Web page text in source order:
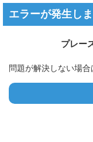
エラーが発生しま
プレー
問題が解決しない場合